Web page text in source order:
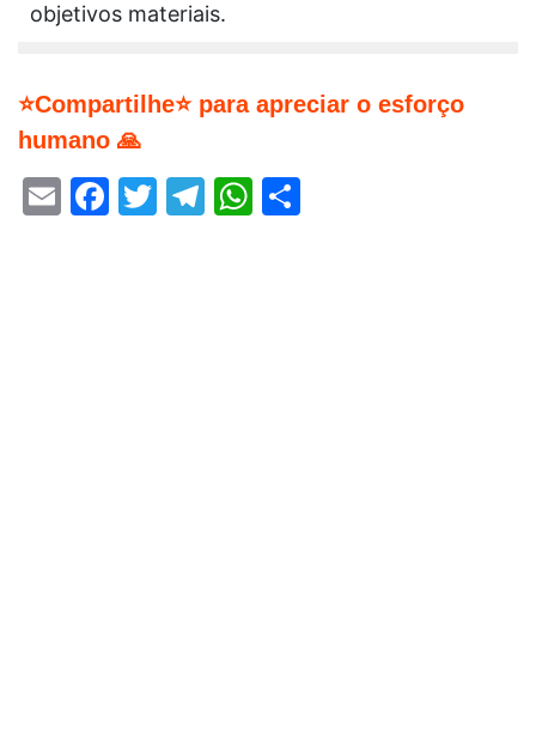
objetivos materiais.
⭐Compartilhe⭐ para apreciar o esforço
humano 🙏
EmailFacebook
Twitter
Telegram
WhatsApp